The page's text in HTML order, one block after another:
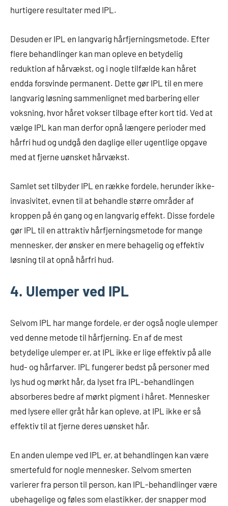
hurtigere resultater med IPL.
Desuden er IPL en langvarig hårfjerningsmetode. Efter
flere behandlinger kan man opleve en betydelig
reduktion af hårvækst, og i nogle tilfælde kan håret
endda forsvinde permanent. Dette gør IPL til en mere
langvarig løsning sammenlignet med barbering eller
voksning, hvor håret vokser tilbage efter kort tid. Ved at
vælge IPL kan man derfor opnå længere perioder med
hårfri hud og undgå den daglige eller ugentlige opgave
med at fjerne uønsket hårvækst.
Samlet set tilbyder IPL en række fordele, herunder ikke-
invasivitet, evnen til at behandle større områder af
kroppen på én gang og en langvarig effekt. Disse fordele
gør IPL til en attraktiv hårfjerningsmetode for mange
mennesker, der ønsker en mere behagelig og effektiv
løsning til at opnå hårfri hud.
4. Ulemper ved IPL
Selvom IPL har mange fordele, er der også nogle ulemper
ved denne metode til hårfjerning. En af de mest
betydelige ulemper er, at IPL ikke er lige effektiv på alle
hud- og hårfarver. IPL fungerer bedst på personer med
lys hud og mørkt hår, da lyset fra IPL-behandlingen
absorberes bedre af mørkt pigment i håret. Mennesker
med lysere eller gråt hår kan opleve, at IPL ikke er så
effektiv til at fjerne deres uønsket hår.
En anden ulempe ved IPL er, at behandlingen kan være
smertefuld for nogle mennesker. Selvom smerten
varierer fra person til person, kan IPL-behandlinger være
ubehagelige og føles som elastikker, der snapper mod